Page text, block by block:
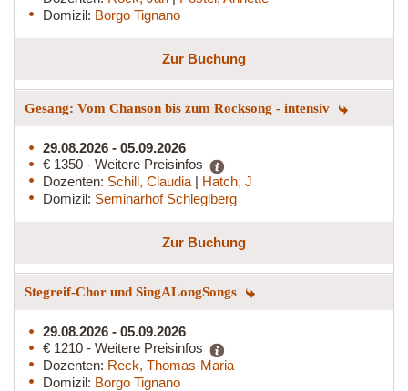
Domizil: Borgo Tignano
Zur Buchung
Gesang: Vom Chanson bis zum Rocksong - intensiv
29.08.2026 - 05.09.2026
€ 1350 - Weitere Preisinfos
Dozenten: Schill, Claudia | Hatch, J
Domizil: Seminarhof Schleglberg
Zur Buchung
Stegreif-Chor und SingALongSongs
29.08.2026 - 05.09.2026
€ 1210 - Weitere Preisinfos
Dozenten: Reck, Thomas-Maria
Domizil: Borgo Tignano